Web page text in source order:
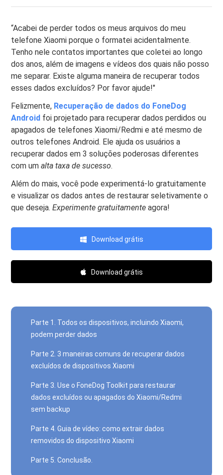
“Acabei de perder todos os meus arquivos do meu
telefone Xiaomi porque o formatei acidentalmente.
Tenho nele contatos importantes que coletei ao longo
dos anos, além de imagens e vídeos dos quais não posso
me separar. Existe alguma maneira de recuperar todos
esses dados excluídos? Por favor ajude!"
Felizmente, Recuperação de dados do FoneDog
Android foi projetado para recuperar dados perdidos ou
apagados de telefones Xiaomi/Redmi e até mesmo de
outros telefones Android. Ele ajuda os usuários a
recuperar dados em 3 soluções poderosas diferentes
com umalta taxa de sucesso.
Além do mais, você pode experimentá-lo gratuitamente
e visualizar os dados antes de restaurar seletivamente o
que deseja.Experimente gratuitamente agora!
Download grátis
Download grátis
Parte 1. Todos os dispositivos, incluindo Xiaomi,
podem perder dados
Parte 2. 3 maneiras comuns de recuperar dados
excluídos de dispositivos Xiaomi
Parte 3. Use o FoneDog Toolkit para restaurar
dados excluídos ou apagados do Xiaomi/Redmi
sem backup
Parte 4. Guia de vídeo: como extrair dados
removidos do dispositivo Xiaomi
Parte 5. Conclusão.